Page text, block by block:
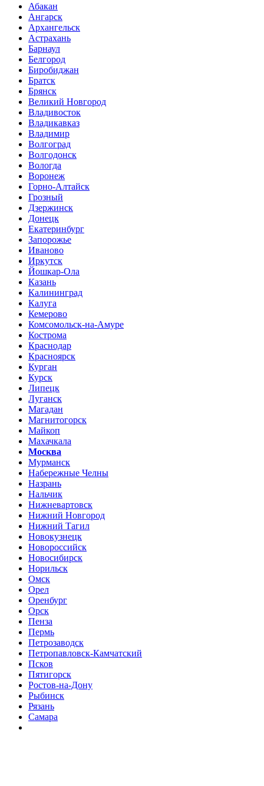
Абакан
Ангарск
Архангельск
Астрахань
Барнаул
Белгород
Биробиджан
Братск
Брянск
Великий Новгород
Владивосток
Владикавказ
Владимир
Волгоград
Волгодонск
Вологда
Воронеж
Горно-Алтайск
Грозный
Дзержинск
Донецк
Екатеринбург
Запорожье
Иваново
Иркутск
Йошкар-Ола
Казань
Калининград
Калуга
Кемерово
Комсомольск-на-Амуре
Кострома
Краснодар
Красноярск
Курган
Курск
Липецк
Луганск
Магадан
Магнитогорск
Майкоп
Махачкала
Москва
Мурманск
Набережные Челны
Назрань
Нальчик
Нижневартовск
Нижний Новгород
Нижний Тагил
Новокузнецк
Новороссийск
Новосибирск
Норильск
Омск
Орел
Оренбург
Орск
Пенза
Пермь
Петрозаводск
Петропавловск-Камчатский
Псков
Пятигорск
Ростов-на-Дону
Рыбинск
Рязань
Самара